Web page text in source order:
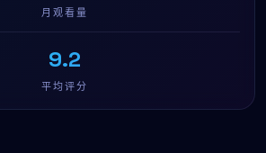
月观看量
9.2
平均评分